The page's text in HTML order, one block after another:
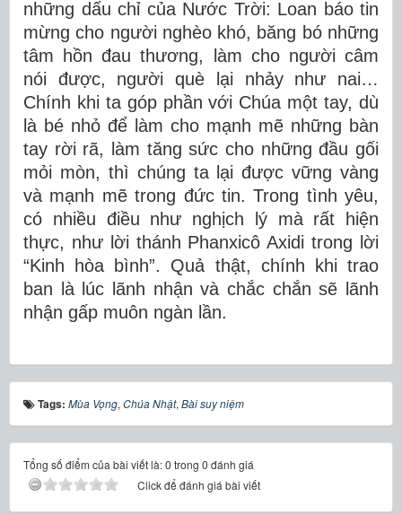
những dấu chỉ của Nước Trời: Loan báo tin
mừng cho người nghèo khó, băng bó những
tâm hồn đau thương, làm cho người câm
nói được, người què lại nhảy như nai…
Chính khi ta góp phần với Chúa một tay, dù
là bé nhỏ để làm cho mạnh mẽ những bàn
tay rời rã, làm tăng sức cho những đầu gối
mỏi mòn, thì chúng ta lại được vững vàng
và mạnh mẽ trong đức tin. Trong tình yêu,
có nhiều điều như nghịch lý mà rất hiện
thực, như lời thánh Phanxicô Axidi trong lời
“Kinh hòa bình”. Quả thật, chính khi trao
ban là lúc lãnh nhận và chắc chắn sẽ lãnh
nhận gấp muôn ngàn lần.
Tags: Mùa Vọng, Chúa Nhật, Bài suy niệm
Tổng số điểm của bài viết là: 0 trong 0 đánh giá
Click để đánh giá bài viết